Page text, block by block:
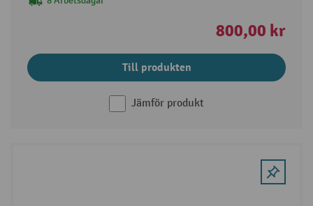
800,00 kr
Till produkten
Jämför produkt